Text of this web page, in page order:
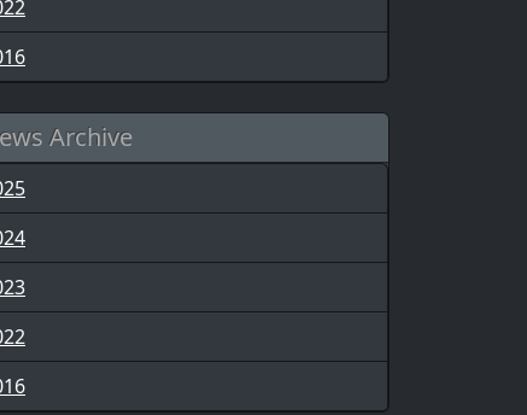
Archive